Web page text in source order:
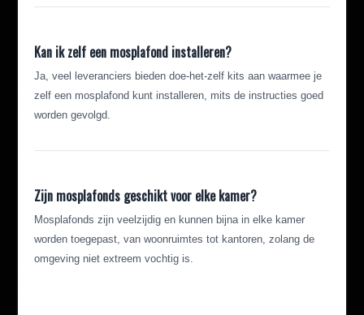
Kan ik zelf een mosplafond installeren?
Ja, veel leveranciers bieden doe-het-zelf kits aan waarmee je
zelf een mosplafond kunt installeren, mits de instructies goed
worden gevolgd.
Zijn mosplafonds geschikt voor elke kamer?
Mosplafonds zijn veelzijdig en kunnen bijna in elke kamer
worden toegepast, van woonruimtes tot kantoren, zolang de
omgeving niet extreem vochtig is.